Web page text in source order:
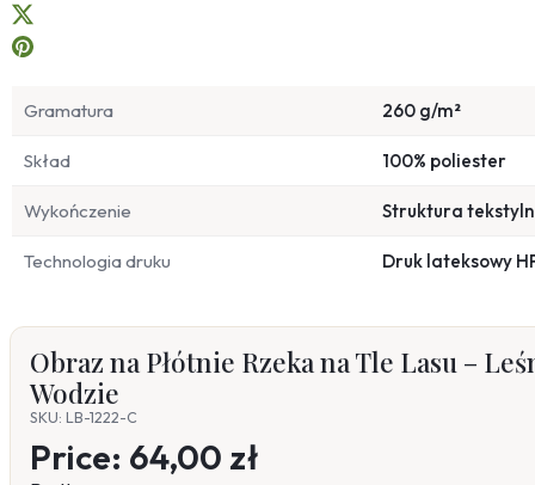
Gramatura 260 g/m²
Skład 100% poliester
Wykończenie Struktura
Technologia druku Druk lateksowy
Obraz na Płótnie Rzeka na Tle Lasu –
Wodzie
SKU: LB-1222-C
Price: 64,00 zł